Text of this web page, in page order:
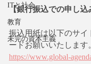
ITと社会
教育
未完の資本主義
【銀行振込での申し込
振込用紙は以下のサイ
ードお願いいたします
https://www.global-